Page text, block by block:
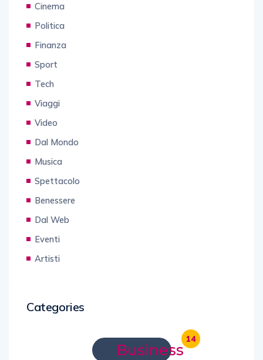
Cinema
Politica
Finanza
Sport
Tech
Viaggi
Video
Dal Mondo
Musica
Spettacolo
Benessere
Dal Web
Eventi
Artisti
Categories
Business
14